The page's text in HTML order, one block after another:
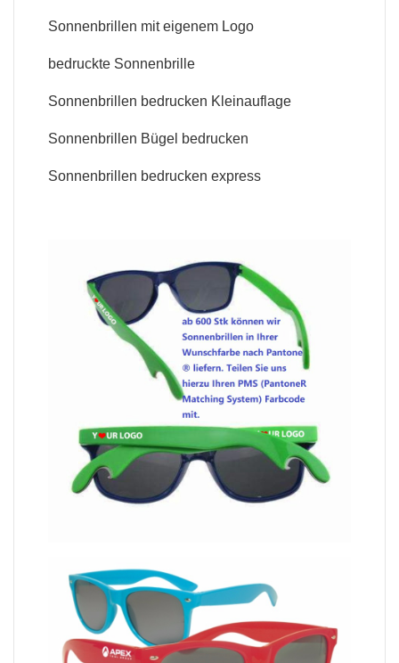
Sonnenbrillen mit eigenem Logo
bedruckte Sonnenbrille
Sonnenbrillen bedrucken Kleinauflage
Sonnenbrillen Bügel bedrucken
Sonnenbrillen bedrucken express